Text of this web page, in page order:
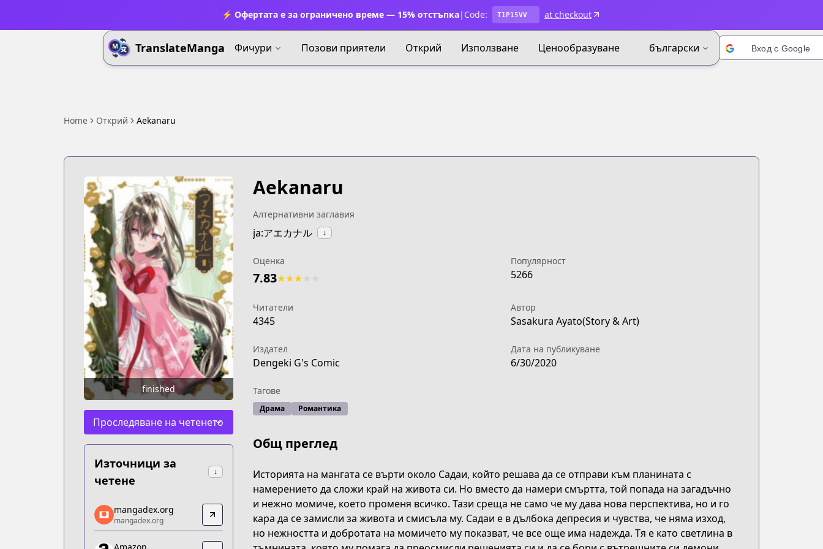
⚡ Офертата е за ограничено време — 15% отстъпка| Code: T1P15VV at checkout
TranslateManga Фичури Позови приятели Открий Използване Ценообразуване български Вход с Google
Home Открий Aekanaru
finished
Проследяване на четенето
Източници за
четене
↓
mangadex.org
mangadex.org
https://mangadex.org/title/8c21fe3b-4fe6-4f11-b51b-ced00d8aec60
mangadex.org
mangadex.org
Aekanaru
Алтернативни заглавия
ja:アエカナル ↓
Оценка
7.83★★★
Популярност
5266
Читатели
4345
Автор
Sasakura Ayato(Story & Art)
Издател
Dengeki G's Comic
Дата на публикуване
6/30/2020
Тагове
Драма Романтика
Общ преглед
Историята на мангата се върти около Садаи, който решава да се отправи към планината с
намерението да сложи край на живота си. Но вместо да намери смъртта, той попада на загадъчно
и нежно момиче, което променя всичко. Тази среща не само че му дава нова перспектива, но и го
кара да се замисли за живота и смисъла му. Садаи е в дълбока депресия и чувства, че няма изход,
но нежността и добротата на момичето му показват, че все още има надежда. Тя е като светлина в